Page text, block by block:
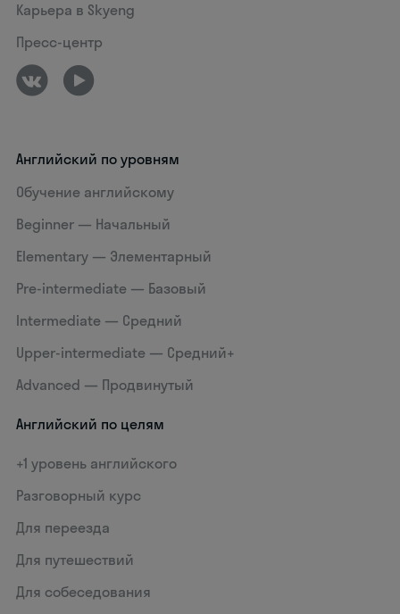
Карьера в Skyeng
Пресс-центр
Английский по уровням
Обучение английскому
Beginner — Начальный
Elementary — Элементарный
Pre-intermediate — Базовый
Intermediate — Средний
Upper-intermediate — Средний+
Advanced — Продвинутый
Английский по целям
+1 уровень английского
Разговорный курс
Для переезда
Для путешествий
Для собеседования